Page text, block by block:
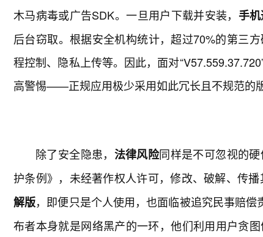
木马病毒或广告SDK。一旦用户下载并安装， 手
后台窃取。根据安全机构统计，超过70%的第三
程控制、隐私上传等。因此，面对
高警惕——正规应用极少采用如此冗长且不规范的
除了安全隐患， 法律风险同样是不可忽视的
护条例》，未经著作权人许可，修改、破解、传
解版，即便只是个人使用，也面临被追究民事赔
布者本身就是网络黑产的一环，他们利用用户贪